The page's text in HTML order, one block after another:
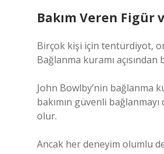
Bakım Veren Figür
Birçok kişi için tentürdiyot,
Bağlanma kuramı
John Bowlby’nin bağlanma
bakımın güvenli
olur.
Ancak her deneyim olumlu